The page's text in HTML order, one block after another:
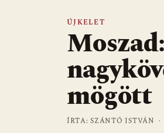
ÚJKELET
mögött
ÍRTA: SZÁNTÓ ISTVÁN